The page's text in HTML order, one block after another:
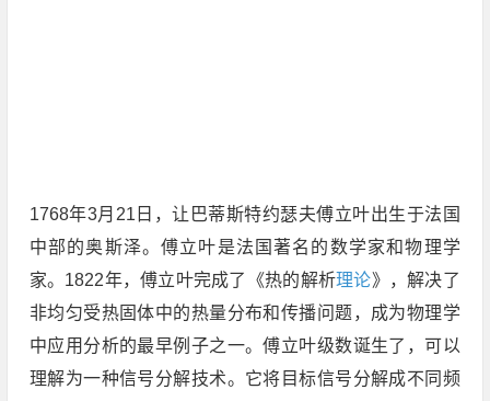
1768年3月21日，让巴蒂斯特约瑟夫傅立叶出生于法国
中部的奥斯泽。傅立叶是法国著名的数学家和物理学
家。1822年，傅立叶完成了《热的解析理论》，解决了
非均匀受热固体中的热量分布和传播问题，成为物理学
中应用分析的最早例子之一。傅立叶级数诞生了，可以
理解为一种信号分解技术。它将目标信号分解成不同频